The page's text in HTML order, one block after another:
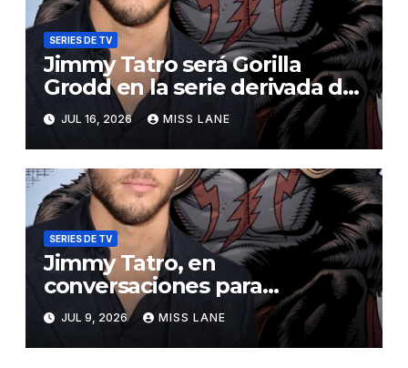
SERIES DE TV
Jimmy Tatro será Gorilla
Grodd en la serie derivada de
DC «DC Crime»
JUL 16, 2026 MISS LANE
SERIES DE TV
Jimmy Tatro, en
conversaciones para
interpretar a Gorilla Grodd en
la serie derivada de DC «DC
Crime»
JUL 9, 2026 MISS LANE